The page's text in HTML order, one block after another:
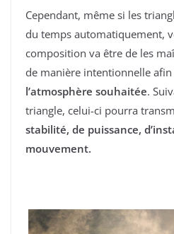
Cependant, même si les
du temps automatiquement,
composition va être de les
de manière intentionnelle afin
l’atmosphère souhaitée.
triangle, celui-ci pourra
stabilité, de puissance,
mouvement.